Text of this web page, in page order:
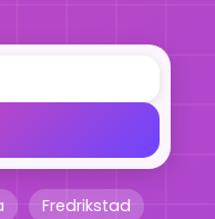
Fredrikstad